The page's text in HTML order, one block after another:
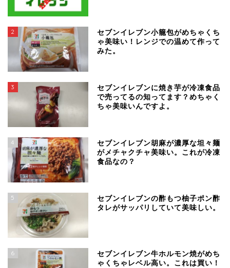
2
セブンイレブン小籠包がめちゃくち
ゃ美味い！レンジでの温めて作って
みた。
3
セブンイレブンに焼き芋が冷凍食品
で売ってるの知ってます？めちゃく
ちゃ美味いんですよ。
4
セブンイレブン胡麻が濃厚な坦々麺
がメチャクチャ美味い。これが冷凍
食品なの？
5
セブンイレブンの酢もつ柚子ポン酢
タレがサッパリしていて美味しい。
6
セブンイレブン牛ホルモン焼がめち
ゃくちゃレベル高い。これは買い！